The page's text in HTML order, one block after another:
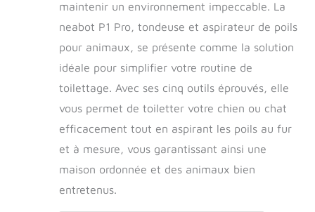
maintenir un environnement impeccable. La
neabot P1 Pro, tondeuse et aspirateur de poils
pour animaux, se présente comme la solution
idéale pour simplifier votre routine de
toilettage. Avec ses cinq outils éprouvés, elle
vous permet de toiletter votre chien ou chat
efficacement tout en aspirant les poils au fur
et à mesure, vous garantissant ainsi une
maison ordonnée et des animaux bien
entretenus.